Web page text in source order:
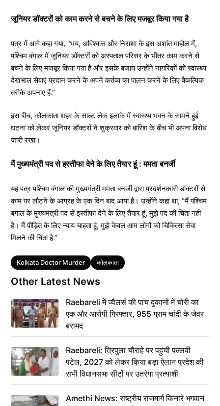
जूनियर डॉक्टरों को काम करने से बचने के लिए मजबूर किया गया है
पत्र में आगे कहा गया, “भय, अविश्वास और निराशा के इस अशांत माहौल में,
पश्चिम बंगाल में जूनियर डॉक्टरों को अस्पताल परिसर के भीतर काम करने से
बचने के लिए मजबूर किया गया है और इसके बजाय उन्होंने नागरिकों को स्वास्थ्य
देखभाल सेवाएं प्रदान करने के अपने कर्तव्य का पालन करने के लिए वैकल्पिक
तरीके अपनाए हैं.”
इस बीच, कोलकाता शहर के साल्ट लेक इलाके में स्वास्थ्य भवन के सामने हुई
घटना को लेकर जूनियर डॉक्टरों ने शुक्रवार को बारिश के बीच भी अपना विरोध
जारी रखा।
मैं मुख्यमंत्री पद से इस्तीफा देने के लिए तैयार हूं : ममता बनर्जी
यह पत्र पश्चिम बंगाल की मुख्यमंत्री ममता बनर्जी द्वारा प्रदर्शनकारी डॉक्टरों से
काम पर लौटने के आग्रह के एक दिन बाद आया है। उन्होंने कहा था, “मैं पश्चिम
बंगाल के मुख्यमंत्री पद से इस्तीफा देने के लिए तैयार हूं, मुझे पद की चिंता नहीं
है। मैं पीड़ित के लिए न्याय चाहता हूं, मुझे केवल आम लोगों को चिकित्सा सेवा
मिलने की चिंता है.”
Tags
Kolkata Doctor Murder कोलकाता
Other Latest News
Raebareli में ज्वैलर्स की पांच दुकानों में चोरी का
एक और आरोपी गिरफ्तार, 955 ग्राम चांदी के जेवर
बरामद
Raebareli: त्रिपुला चौराहे पर पहुंची पल्लवी
पटेल, 2027 को लेकर किया बड़ा ऐलान प्रदेश की
सभी विधानसभा सीटों पर उतरेगा प्रत्याशी
Amethi News: राष्ट्रीय राजमार्ग किनारे भगवान